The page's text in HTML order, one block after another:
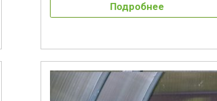
Подробнее